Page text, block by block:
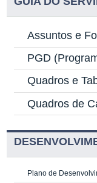
Assuntos e
PGD
Quadros e
Quadros de
Plano de